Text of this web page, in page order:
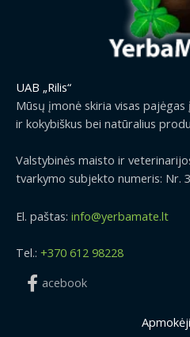
UAB „Rilis“
Mūsų įmonė skiria visas
ir kokybiškus bei natūralius
Valstybinės maisto ir
tvarkymo subjekto numeris: Nr.
El. paštas: info@yerbamate.lt
Tel.: +370 612 98228
acebook